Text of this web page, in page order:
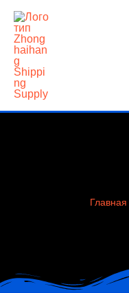
Перейти
содержанию
Главная